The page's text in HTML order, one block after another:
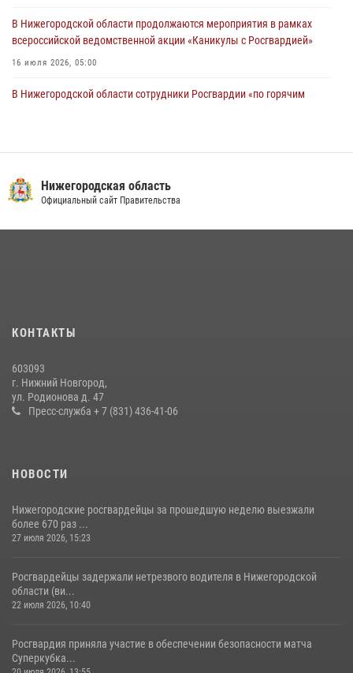
В Нижегородской области продолжаются мероприятия в рамках
всероссийской ведомственной акции «Каникулы с Росгвардией»
16 июля 2026, 05:00
В Нижегородской области сотрудники Росгвардии «по горячим
Суперкубка России в Нижнем Новгороде
20 июля 2026, 13:55 2
28 июля 2026, 15:39
более 600 раз по сигналу «тревога»
20 июля 2026, 12:26
Нижегородская область
Официальный сайт Правительства
КОНТАКТЫ
603093
г. Нижний Новгород,
ул. Родионова д. 47
Пресс-служба + 7 (831) 436-41-06
НОВОСТИ
Нижегородские росгвардейцы за прошедшую неделю выезжали
более 670 раз ...
27 июля 2026, 15:23
Росгвардейцы задержали нетрезвого водителя в Нижегородской
области (ви...
22 июля 2026, 10:40
Росгвардия приняла участие в обеспечении безопасности матча
Суперкубка...